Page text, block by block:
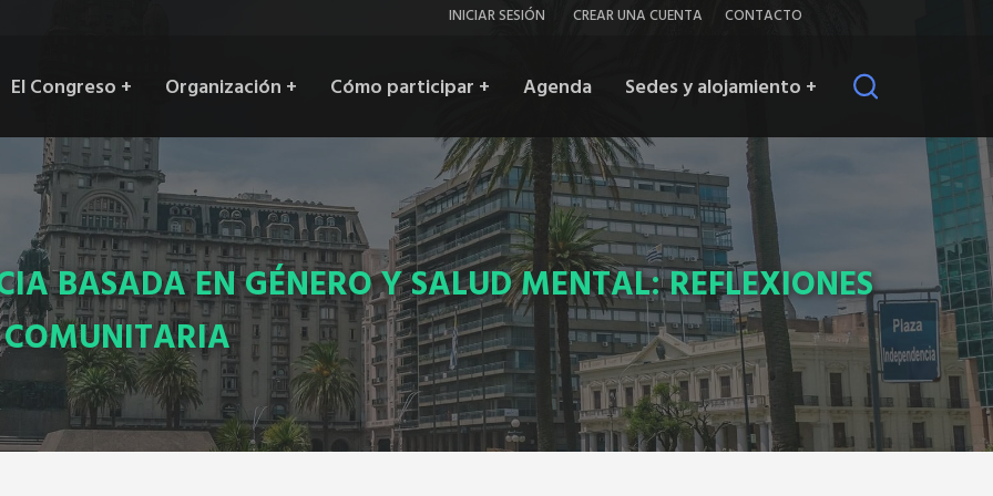
Contacto
CONTACTO
Iniciar
INICIAR SESIÓN CREAR UNA CUENTA
Main
El Congreso + Organización + Cómo participar + Agenda Sedes y alojamiento +
BASADA EN GÉNERO Y SALUD MENTAL: REFLEXIONES